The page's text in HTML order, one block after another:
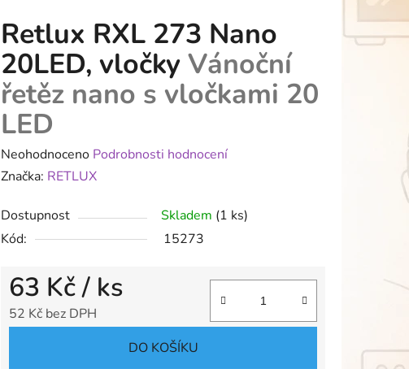
Retlux RXL 273 Nano
20LED, vločkyVánoční
řetěz nano s vločkami 20
LED
Průměrné
hodnocení
je
0,0
hvězdiček.
Neohodnoceno Podrobnosti hodnocení
Značka: RETLUX
Dostupnost Skladem (1 ks)
Kód:
15273
63 Kč/ ks
52 Kč bez DPH
DO KOŠÍKU